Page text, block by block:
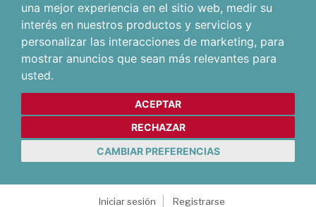
una mejor experiencia en el sitio web, medir su
interés en nuestros productos y servicios y
personalizar las interacciones de marketing, para
mostrar anuncios que sean más relevantes para
usted.
ACEPTAR
RECHAZAR
CAMBIAR PREFERENCIAS
Iniciar sesión
Registrarse